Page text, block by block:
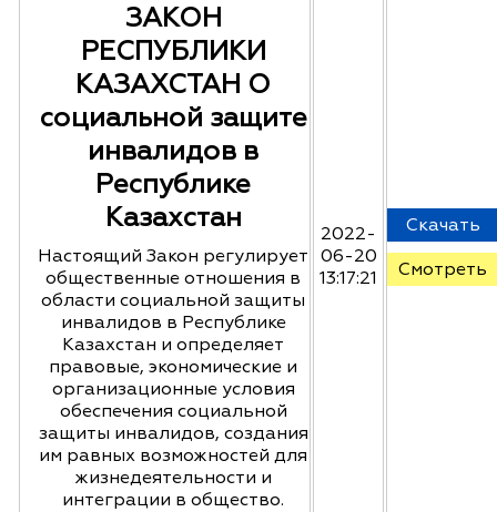
ЗАКОН
РЕСПУБЛИКИ
КАЗАХСТАН О
социальной защите
инвалидов в
Республике
Казахстан
Настоящий Закон регулирует
общественные отношения в
области социальной защиты
инвалидов в Республике
Казахстан и определяет
правовые, экономические и
организационные условия
обеспечения социальной
защиты инвалидов, создания
им равных возможностей для
жизнедеятельности и
интеграции в общество.
2022-
06-20
13:17:21
Скачать
Смотреть